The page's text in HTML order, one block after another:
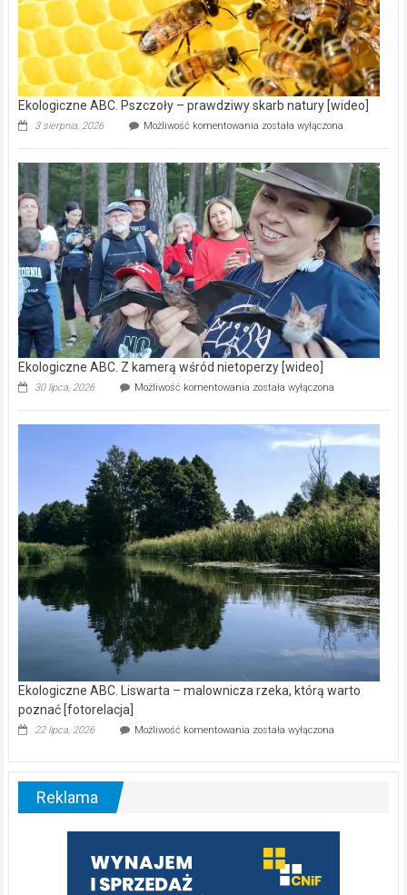
na
modernizację
oczyszczalni
ścieków
[wideo]
Ekologiczne ABC. Pszczoły – prawdziwy skarb natury [wideo]
3 sierpnia, 2026 Możliwość komentowania Ekologiczne
–
prawdziwy
skarb
natury
[wideo]
została wyłączona
Ekologiczne ABC. Z kamerą wśród nietoperzy [wideo]
30 lipca, 2026 Możliwość komentowania Ekologiczne
kamerą
wśród
została wyłączona
Ekologiczne ABC. Liswarta – malownicza rzeka, którą warto
poznać [fotorelacja]
22 lipca, 2026 Możliwość komentowania Ekologiczne
–
warto
poznać
[fotorelacja]
została wyłączona
Reklama